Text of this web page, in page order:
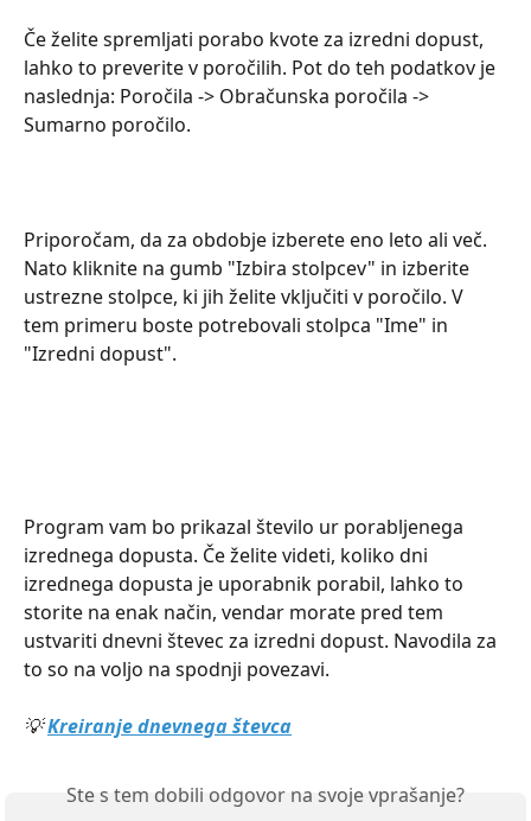
Če želite spremljati porabo kvote za izredni dopust,
lahko to preverite v poročilih. Pot do teh podatkov je
naslednja: Poročila -> Obračunska poročila ->
Sumarno poročilo.
Priporočam, da za obdobje izberete eno leto ali več.
Nato kliknite na gumb "Izbira stolpcev" in izberite
ustrezne stolpce, ki jih želite vključiti v poročilo. V
tem primeru boste potrebovali stolpca "Ime" in
"Izredni dopust".
Program vam bo prikazal število ur porabljenega
izrednega dopusta. Če želite videti, koliko dni
izrednega dopusta je uporabnik porabil, lahko to
storite na enak način, vendar morate pred tem
ustvariti dnevni števec za izredni dopust. Navodila za
to so na voljo na spodnji povezavi.
💡 Kreiranje dnevnega števca
Ste s tem dobili odgovor na svoje vprašanje?